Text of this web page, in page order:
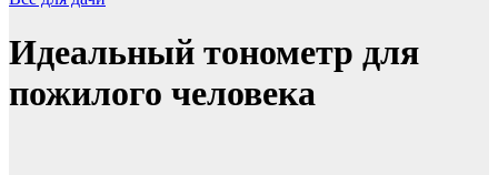
Идеальный тонометр для
пожилого человека